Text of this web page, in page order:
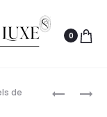
0
OLIVIA
de